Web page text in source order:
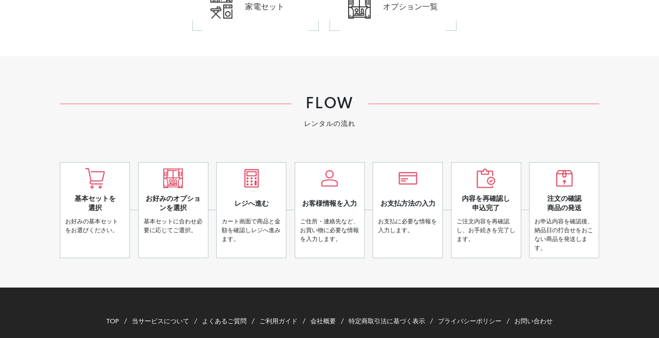
家電セット オプション一覧
FLOW
レンタルの流れ
基本セットを
選択
お好みの基本セット
をお選びください。
お好みのオプショ
ンを選択
基本セットに合わせ必
要に応じてご選択。
レジへ進む
カート画面で商品と金
額を確認しレジへ進み
ます。
お客様情報を入力
ご住所・連絡先など、
お買い物に必要な情報
を入力します。
お支払方法の入力
お支払に必要な情報を
入力します。
内容を再確認し
申込完了
ご注文内容を再確認
し、お手続きを完了し
ます。
注文の確認
商品の発送
お申込内容を確認後、
納品日の打合せをおこ
ない商品を発送しま
す。
TOP 当サービスについて よくあるご質問 ご利用ガイド 会社概要 特定商取引法に基づく表示 プライバシーポリシー お問い合わせ